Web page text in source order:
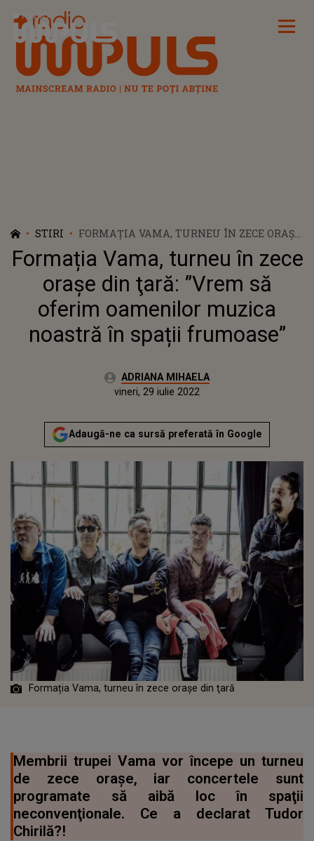
Radio Impuls
STIRI
FORMAȚIA VAMA, TURNEU ÎN ZECE ORAŞE
DIN ŢARĂ: ”VREM SĂ OFERIM OAMENILOR
MUZICA NOASTRĂ ÎN SPAȚII FRUMOASE”
Formația Vama, turneu în zece
oraşe din ţară: ”Vrem să
oferim oamenilor muzica
noastră în spații frumoase”
Autor:ADRIANA MIHAELA
Actualizat:
vineri, 29 iulie 2022
Adaugă-ne ca sursă preferată în Google
Formația Vama, turneu în zece oraşe din ţară
Membrii trupei Vama vor începe un turneu
de zece oraşe, iar concertele sunt
programate să aibă loc în spaţii
neconvenţionale. Ce a declarat Tudor
Chirilă?!